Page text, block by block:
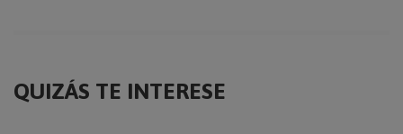
QUIZÁS TE INTERESE